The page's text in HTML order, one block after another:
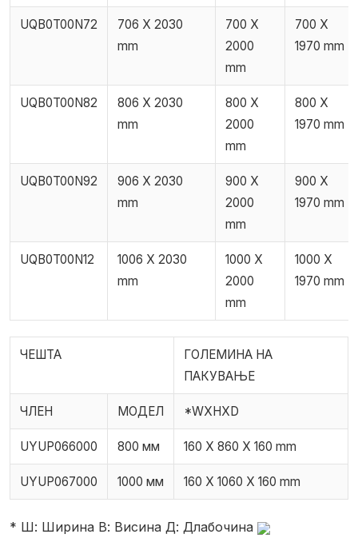
UQB0T00N72
706 X 2030
mm
700 X
2000
mm
700 X
1970 mm
UQB0T00N82
806 X 2030
mm
800 X
2000
mm
800 X
1970 mm
UQB0T00N92
906 X 2030
mm
900 X
2000
mm
900 X
1970 mm
UQB0T00N12
1006 X 2030
mm
1000 X
2000
mm
1000 X
1970 mm
ЧЕШТА
ГОЛЕМИНА НА
ПАКУВАЊЕ
ЧЛЕН МОДЕЛ *WXHXD
UYUP066000 800 мм 160 X 860 X 160 mm
UYUP067000 1000 мм 160 X 1060 X 160 mm
* Ш: Ширина В: Висина Д: Длабочина